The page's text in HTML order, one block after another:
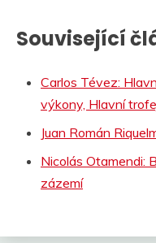
Související
Carlos Tévez:
výkony, Hlavní
Juan Román
Nicolás Otamendi:
zázemí